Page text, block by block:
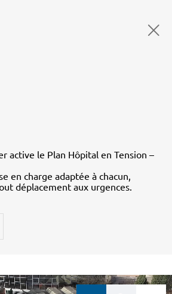
active le Plan Hôpital en Tension –
en charge adaptée à chacun,
déplacement aux urgences.